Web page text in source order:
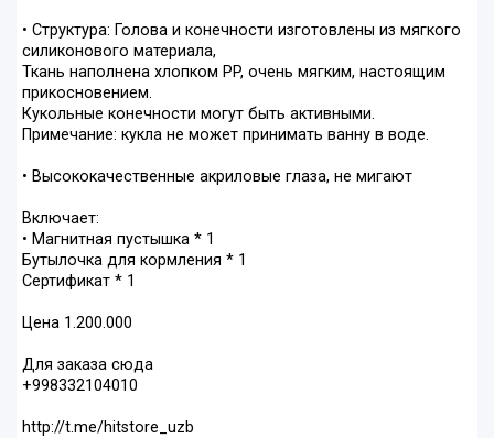
• Структура: Голова и конечности изготовлены из мягкого
силиконового материала,
Ткань наполнена хлопком PP, очень мягким, настоящим
прикосновением.
Кукольные конечности могут быть активными.
Примечание: кукла не может принимать ванну в воде.
• Высококачественные акриловые глаза, не мигают
Включает:
• Магнитная пустышка * 1
Бутылочка для кормления * 1
Сертификат * 1
Цена 1.200.000
Для заказа сюда
+998332104010
http://t.me/hitstore_uzb